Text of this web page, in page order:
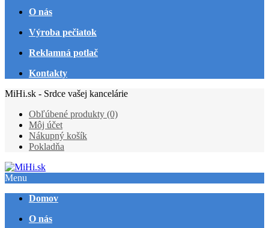
O nás
Výroba pečiatok
Reklamná potlač
Kontakty
MiHi.sk - Srdce vašej kancelárie
Obľúbené produkty (0)
Môj účet
Nákupný košík
Pokladňa
Menu
Domov
O nás